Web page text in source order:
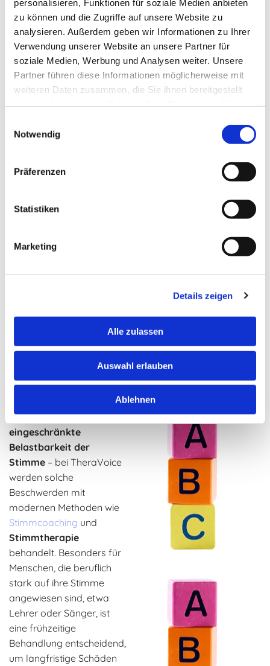
personalisieren, Funktionen für soziale Medien anbieten
zu können und die Zugriffe auf unsere Website zu
analysieren. Außerdem geben wir Informationen zu Ihrer
Verwendung unserer Website an unsere Partner für
soziale Medien, Werbung und Analysen weiter. Unsere
Partner führen diese Informationen möglicherweise mit
weiteren Daten zusammen, die Sie ihnen bereitgestellt
Notwendig
Präferenzen
Statistiken
Marketing
Details zeigen
Alle zulassen
Auswahl erlauben
Ablehnen
Schlaganfällen, Schädel-Hirn-Traumata oder
neurodegenerativen Erkrankungen auf. Diese
Sprachstörungen, auch Aphasien genannt,
beeinträchtigen das Sprechen
Verstehen Lesen
Schreiben. Bei TheraVoice liegt der Fokus auf einer
individuellen und zielgerichteten Therapie, die die
Ein zentraler Bestandteil der Behandlung ist die enge
Zusammenarbeit zwischen Logopäden, Angehörigen
und, wenn nötig, anderen Fachbereichen wie der
der Praxis als auch zu Hause, können Betroffene ihre
Stimmstörungen ,
oder funktionelle
verursacht
werden. Obanhaltende
beim Sprechenoder eine
eingeschränkte
Belastbarkeit der
Stimme – bei TheraVoice
werden solche
Beschwerden mit
modernen Methoden wie
Stimmcoaching und
Stimmtherapie
behandelt. Besonders für
Menschen, die beruflich
stark auf ihre Stimme
angewiesen sind, etwa
Lehrer oder Sänger, ist
eine frühzeitige
Behandlung entscheidend,
um langfristige Schäden